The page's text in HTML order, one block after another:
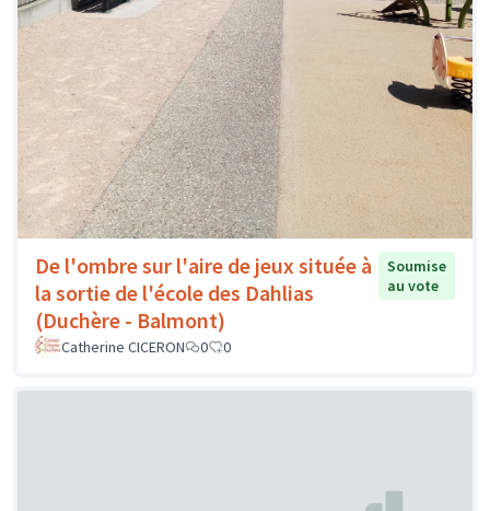
De l'ombre sur l'aire de jeux située à
la sortie de l'école des Dahlias
(Duchère - Balmont)
Soumise
au vote
Catherine CICERON 0 0